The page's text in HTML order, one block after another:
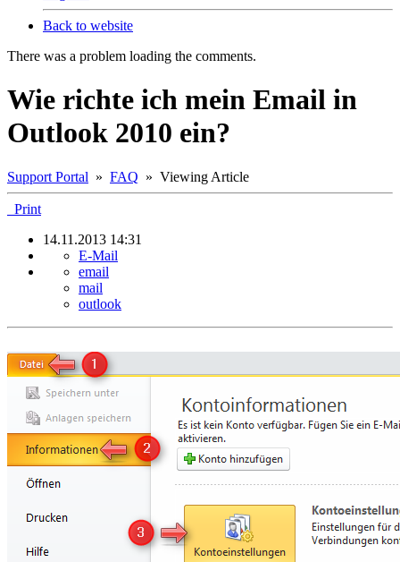
Back to website
There was a problem loading the comments.
Wie richte ich mein Email in
Outlook 2010 ein?
Support Portal » FAQ » Viewing Article
Print
14.11.2013 14:31
E-Mail
email
mail
outlook